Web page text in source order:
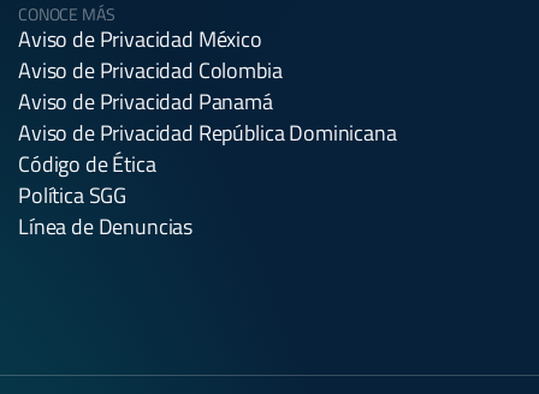
CONOCE MÁS
Aviso de Privacidad México
Aviso de Privacidad Colombia
Aviso de Privacidad Panamá
Aviso de Privacidad República Dominicana
Código de Ética
Política SGG
Línea de Denuncias